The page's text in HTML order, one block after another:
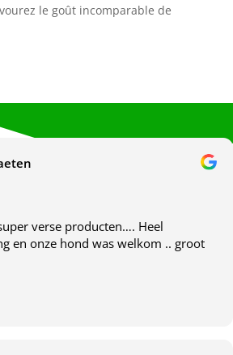
le goût incomparable de
verse producten…. Heel
en onze hond was welkom .. groot